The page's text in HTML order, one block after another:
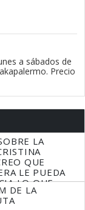
a sábados de
Precio
LA
QUE
LE PUEDA
LO QUE
DE LA